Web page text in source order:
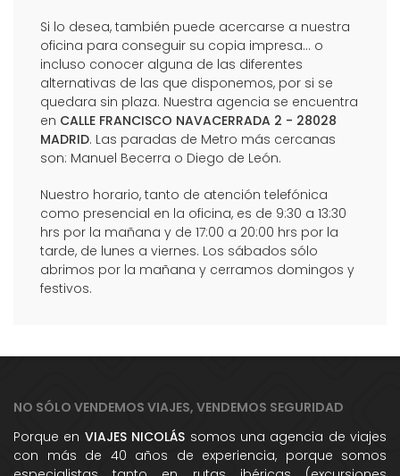
Si lo desea, también puede acercarse a nuestra
oficina para conseguir su copia impresa... o
incluso conocer alguna de las diferentes
alternativas de las que disponemos, por si se
quedara sin plaza. Nuestra agencia se encuentra
en CALLE FRANCISCO NAVACERRADA 2 - 28028
MADRID. Las paradas de Metro más cercanas
son: Manuel Becerra o Diego de León.
Nuestro horario, tanto de atención telefónica
como presencial en la oficina, es de 9:30 a 13:30
hrs por la mañana y de 17:00 a 20:00 hrs por la
tarde, de lunes a viernes. Los sábados sólo
abrimos por la mañana y cerramos domingos y
festivos.
NO SÓLO VENDEMOS VIAJES, VENDEMOS SEGURIDAD
Porque en VIAJES NICOLÁS somos una agencia de viajes
con más de 40 años de experiencia, porque somos